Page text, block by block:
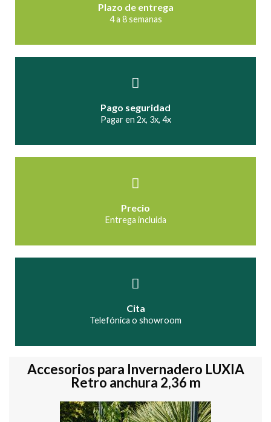
Plazo de entrega
4 a 8 semanas
Pago seguridad
Pagar en 2x, 3x, 4x
Precio
Entrega incluida
Cita
Telefónica o showroom
Accesorios para Invernadero LUXIA
Retro anchura 2,36 m